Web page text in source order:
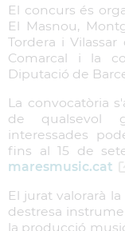
El concurs és
El Masnou,
Tordera i
Comarcal i la
Diputació de
La convocatòria
de qualsevol
interessades
fins al 15 de
maresmusic.cat
El jurat valorarà
destresa
la producció